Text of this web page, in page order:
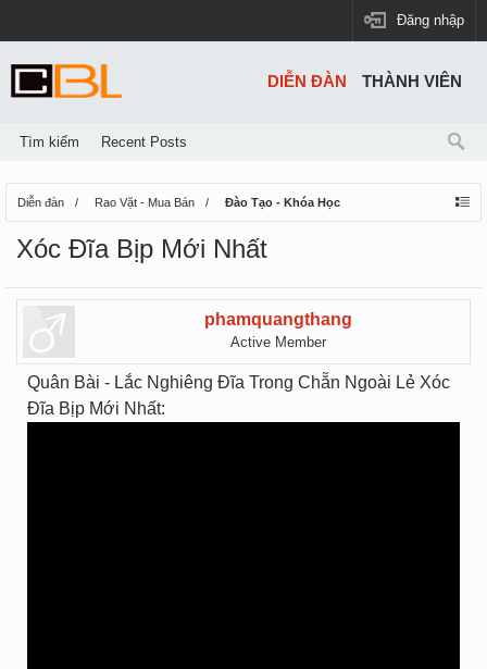
Đăng nhập
Diễn đàn Rao Vặt - Mua Bán Đào Tạo - Khóa Học
Xóc Đĩa Bịp Mới Nhất
phamquangthang
Active Member
Quân Bài - Lắc Nghiêng Đĩa Trong Chẵn Ngoài Lẻ Xóc
Đĩa Bịp Mới Nhất:
DIỄN ĐÀN
Tìm kiếm Recent Posts
THÀNH VIÊN